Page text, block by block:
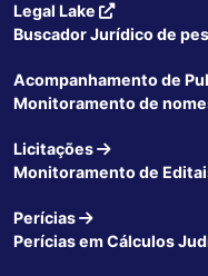
Legal Lake
Buscador Jurídico de
Acompanhamento de
Monitoramento de
Licitações
Monitoramento de
Perícias
Perícias em Cálculos